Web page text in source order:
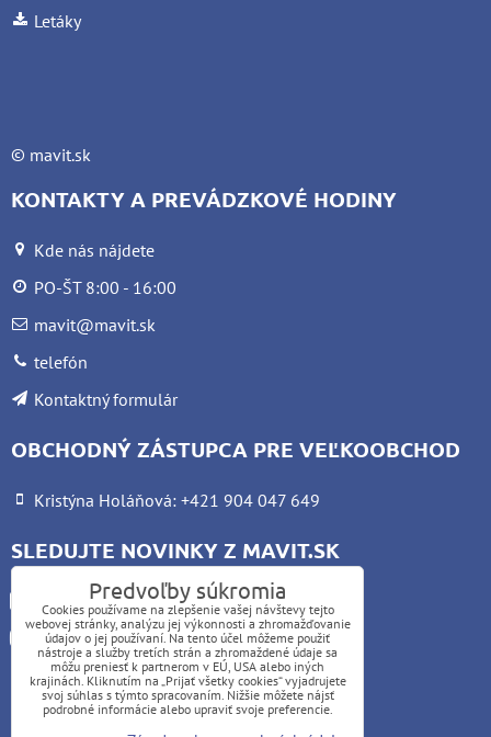
Letáky
© mavit.sk
KONTAKTY A PREVÁDZKOVÉ HODINY
Kde nás nájdete
PO-ŠT 8:00 - 16:00
mavit@mavit.sk
telefón
Kontaktný formulár
OBCHODNÝ ZÁSTUPCA PRE VEĽKOOBCHOD
Kristýna Holáňová: +421 904 047 649
SLEDUJTE NOVINKY Z MAVIT.SK
Facebook
Instagram
UPOZORNENIE:
Predvoľby súkromia
Cookies používame na zlepšenie vašej návštevy tejto
webovej stránky, analýzu jej výkonnosti a zhromažďovanie
údajov o jej používaní. Na tento účel môžeme použiť
nástroje a služby tretích strán a zhromaždené údaje sa
môžu preniesť k partnerom v EÚ, USA alebo iných
krajinách. Kliknutím na „Prijať všetky cookies“ vyjadrujete
svoj súhlas s týmto spracovaním. Nižšie môžete nájsť
podrobné informácie alebo upraviť svoje preferencie.